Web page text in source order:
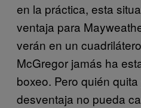
en la práctica, esta
ventaja para
verán en un
McGregor jamás ha
boxeo. Pero quién
desventaja no pueda